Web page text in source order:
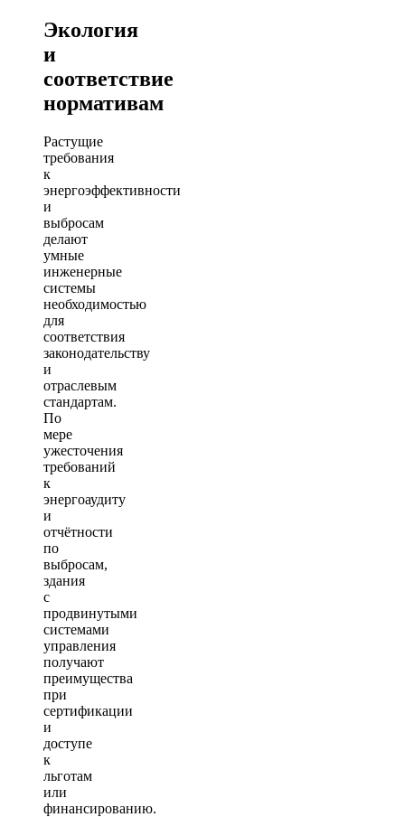
Экология
и
соответствие
нормативам
Растущие
требования
к
энергоэффективности
и
выбросам
делают
умные
инженерные
системы
необходимостью
для
соответствия
законодательству
и
отраслевым
стандартам.
По
мере
ужесточения
требований
к
энергоаудиту
и
отчётности
по
выбросам,
здания
с
продвинутыми
системами
управления
получают
преимущества
при
сертификации
и
доступе
к
льготам
или
финансированию.